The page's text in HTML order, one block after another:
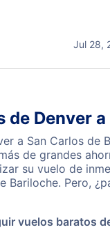
of the next
Jul 28,
de Denver
a San Carlos
de grandes
su vuelo de
Bariloche. Pero,
vuelos baratos